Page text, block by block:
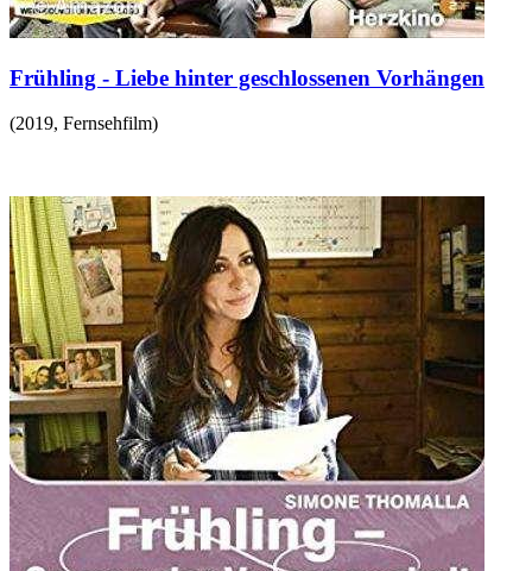
Frühling - Liebe hinter geschlossenen Vorhängen
(2019, Fernsehfilm)